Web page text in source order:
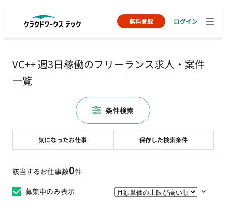
無料登録 ログイン
VC++ 週3日稼働のフリーランス求人・案件
一覧
該当するお仕事数0件
募集中のみ表示
気になったお仕事 保存した検索条件
条件検索